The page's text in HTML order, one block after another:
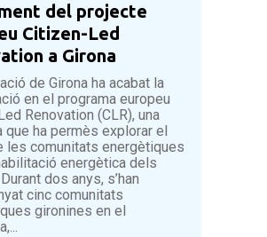
del projecte
Citizen-Led
a Girona
de Girona ha acabat la
en el programa europeu
Renovation (CLR), una
que ha permès explorar el
les comunitats energètiques
energètica dels
dos anys, s’han
cinc comunitats
gironines en el